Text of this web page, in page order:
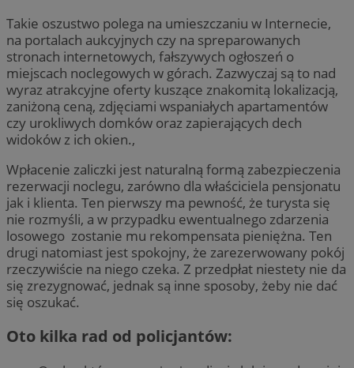
Takie oszustwo polega na umieszczaniu w Internecie,
na portalach aukcyjnych czy na spreparowanych
stronach internetowych, fałszywych ogłoszeń o
miejscach noclegowych w górach. Zazwyczaj są to nad
wyraz atrakcyjne oferty kuszące znakomitą lokalizacją,
zaniżoną ceną, zdjęciami wspaniałych apartamentów
czy urokliwych domków oraz zapierających dech
widoków z ich okien.,
Wpłacenie zaliczki jest naturalną formą zabezpieczenia
rezerwacji noclegu, zarówno dla właściciela pensjonatu
jak i klienta. Ten pierwszy ma pewność, że turysta się
nie rozmyśli, a w przypadku ewentualnego zdarzenia
losowego zostanie mu rekompensata pieniężna. Ten
drugi natomiast jest spokojny, że zarezerwowany pokój
rzeczywiście na niego czeka. Z przedpłat niestety nie da
się zrezygnować, jednak są inne sposoby, żeby nie dać
się oszukać.
Oto kilka rad od policjantów: